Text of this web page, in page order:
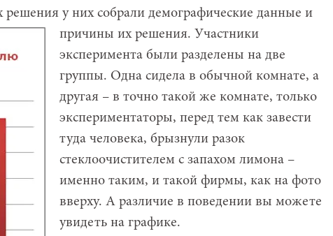
решения у них собрали демографические данные и
причины их решения. Участники
эксперимента были разделены на две
группы. Одна сидела в обычной комнате, а
другая – в точно такой же комнате, только
экспериментаторы, перед тем как завести
туда человека, брызнули разок
стеклоочистителем с запахом лимона –
именно таким, и такой фирмы, как на фото
вверху. А различие в поведении вы можете
увидеть на графике.